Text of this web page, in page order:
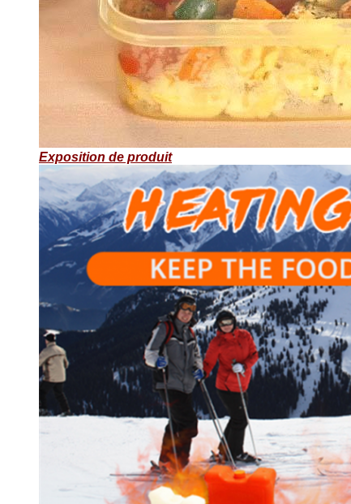
Exposition de produit